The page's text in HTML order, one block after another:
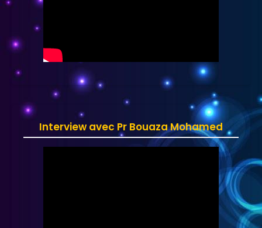
Interview avec Pr Bouaza Mohamed